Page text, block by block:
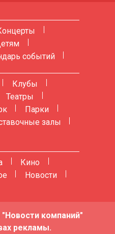
событий
Клубы
Театры
Парки
залы
Кино
Новости
компаний"
рекламы.